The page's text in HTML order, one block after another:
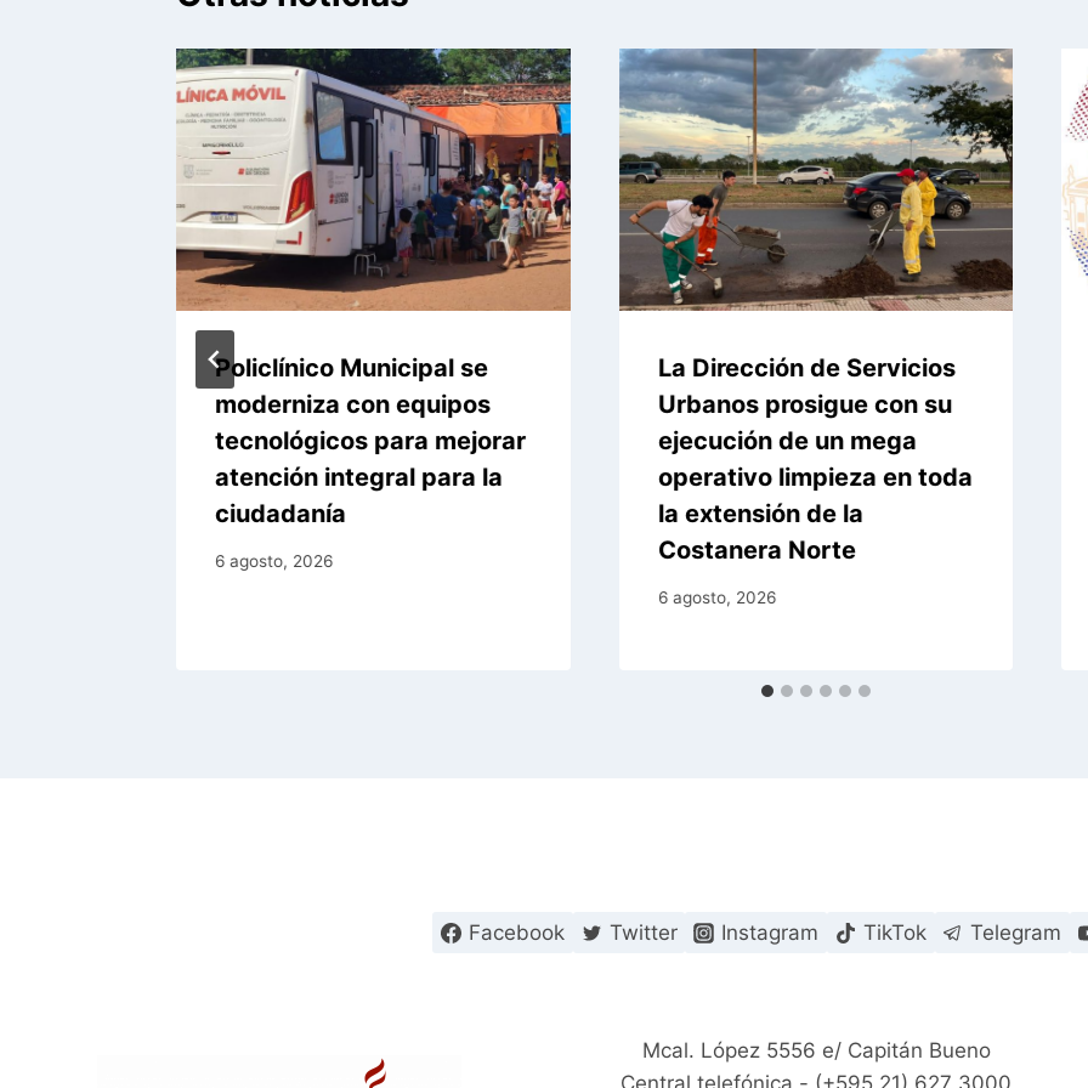
Policlínico Municipal se
moderniza con equipos
tecnológicos para mejorar
atención integral para la
ciudadanía
6 agosto, 2026
La Dirección de Servicios
Urbanos prosigue con su
ejecución de un mega
operativo limpieza en toda
la extensión de la
Costanera Norte
6 agosto, 2026
Facebook Twitter Instagram TikTok Telegram
Mcal. López 5556 e/ Capitán Bueno